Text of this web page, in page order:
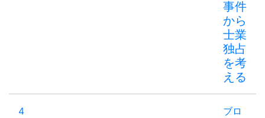
事件
から
士業
独占
を考
える
4
ブロ